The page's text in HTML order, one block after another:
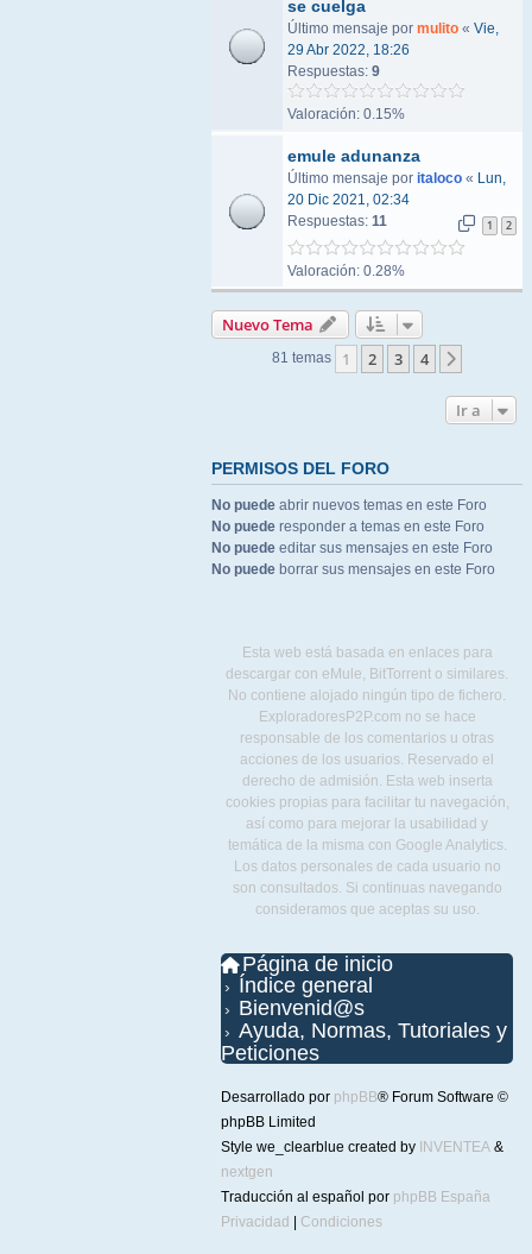
se cuelga
Último mensaje por mulito « Vie,
29 Abr 2022, 18:26
Respuestas: 9
Valoración: 0.15%
emule adunanza
Último mensaje por italoco « Lun,
20 Dic 2021, 02:34
Respuestas: 11 1 2
Valoración: 0.28%
Nuevo Tema
81 temas 1 2 3 4
Ir a
PERMISOS DEL FORO
No puede abrir nuevos temas en este Foro
No puede responder a temas en este Foro
No puede editar sus mensajes en este Foro
No puede borrar sus mensajes en este Foro
Esta web está basada en enlaces para
descargar con eMule, BitTorrent o similares.
No contiene alojado ningún tipo de fichero.
ExploradoresP2P.com no se hace
responsable de los comentarios u otras
acciones de los usuarios. Reservado el
derecho de admisión. Esta web inserta
cookies propias para facilitar tu navegación,
así como para mejorar la usabilidad y
temática de la misma con Google Analytics.
Los datos personales de cada usuario no
son consultados. Si continuas navegando
consideramos que aceptas su uso.
Página de inicio
Índice general
Bienvenid@s
Ayuda, Normas, Tutoriales y
Peticiones
Desarrollado por phpBB® Forum Software ©
phpBB Limited
Style we_clearblue created by INVENTEA &
nextgen
Traducción al español por phpBB España
Privacidad
Condiciones